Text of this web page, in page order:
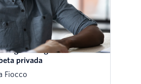
con la API
Messages Lite de
privada
Fiocco